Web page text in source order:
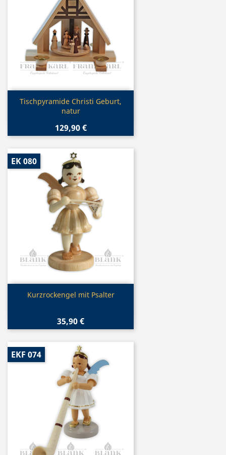
Vorschau
Tischpyramide Christi Geburt,
natur
129,90 €
Vorschau
Kurzrockengel mit Psalter
35,90 €
EK 080
EKF 074